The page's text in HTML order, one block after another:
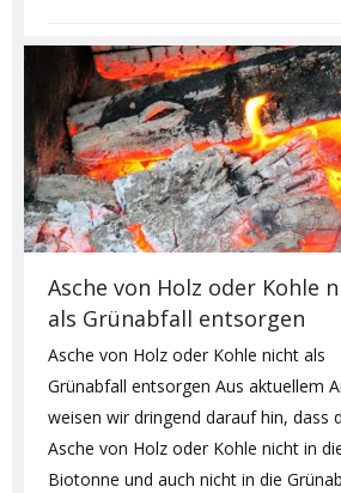
Asche von Holz oder Kohle
als Grünabfall entsorgen
Asche von Holz oder Kohle nicht als
Grünabfall entsorgen Aus aktuellem
weisen wir dringend darauf hin, dass
Asche von Holz oder Kohle nicht in
Biotonne und auch nicht in die